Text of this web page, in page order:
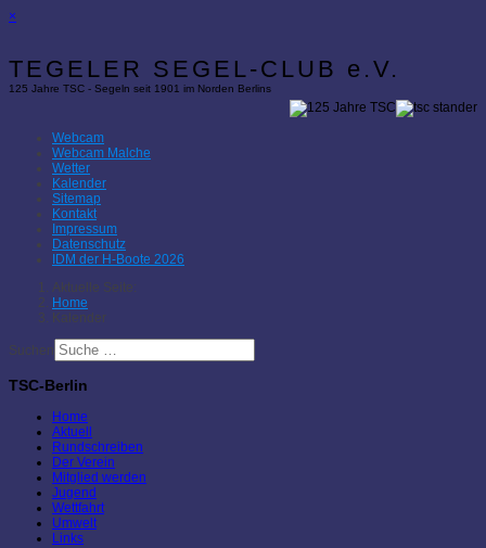
×
TEGELER SEGEL-CLUB e.V.
125 Jahre TSC - Segeln seit 1901 im Norden Berlins
Webcam
Webcam Malche
Wetter
Kalender
Sitemap
Kontakt
Impressum
Datenschutz
IDM der H-Boote 2026
Aktuelle Seite:
Home
Kalender
Suchen
TSC-Berlin
Home
Aktuell
Rundschreiben
Der Verein
Mitglied werden
Jugend
Wettfahrt
Umwelt
Links